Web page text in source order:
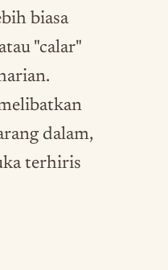
biasa
"calar"
dalam,
terhiris